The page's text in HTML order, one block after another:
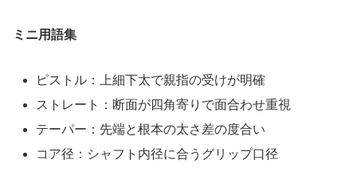
ミニ用語集
ピストル：上細下太で親指の受けが明確
ストレート：断面が四角寄りで面合わせ重視
テーパー：先端と根本の太さ差の度合い
コア径：シャフト内径に合うグリップ口径